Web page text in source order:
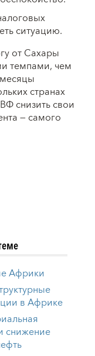
ситуацию.
от Сахары
темпами, чем
странах
снизить свои
— самого
Африки
в Африке
снижение